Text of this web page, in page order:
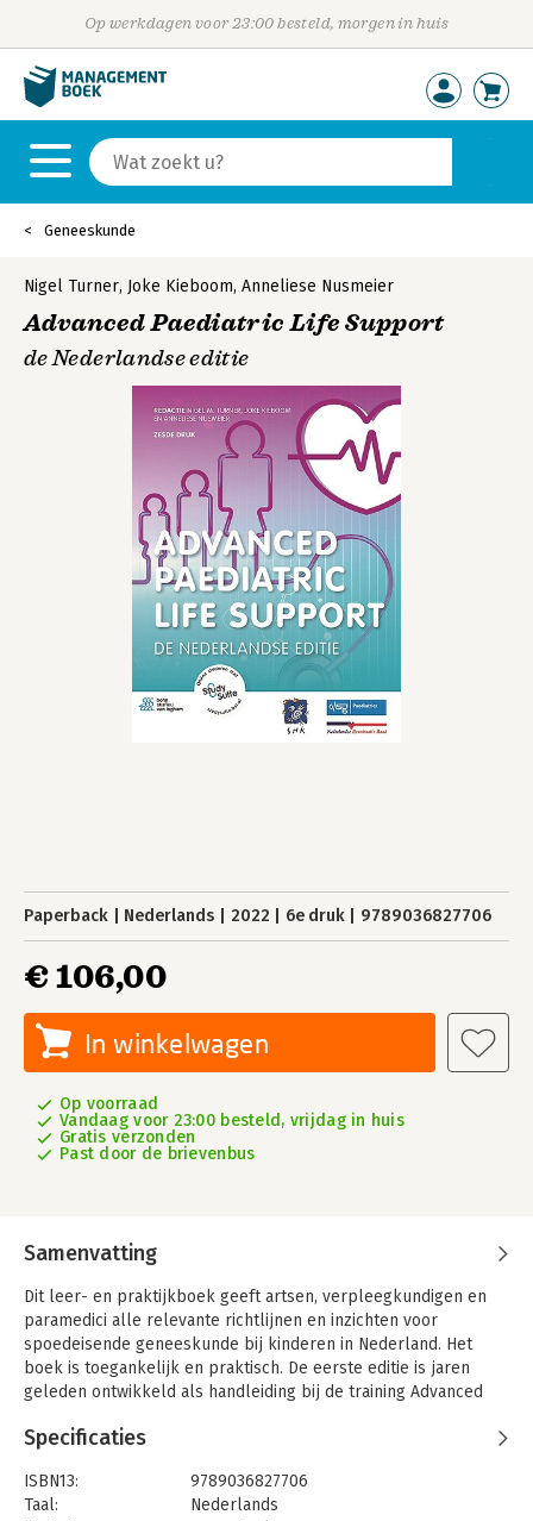
Op werkdagen voor 23:00 besteld, morgen in huis
Geneeskunde
Nigel Turner, Joke Kieboom, Anneliese Nusmeier
Advanced Paediatric Life Support
de Nederlandse editie
Paperback Nederlands 2022 6e druk 9789036827706
€ 106,00
In winkelwagen
Op voorraad
Vandaag voor 23:00 besteld, vrijdag in huis
Gratis verzonden
Past door de brievenbus
Samenvatting
Dit leer- en praktijkboek geeft artsen, verpleegkundigen en
paramedici alle relevante richtlijnen en inzichten voor
spoedeisende geneeskunde bij kinderen in Nederland. Het
boek is toegankelijk en praktisch. De eerste editie is jaren
geleden ontwikkeld als handleiding bij de training Advanced
spoedeisende hulp en kinderafdelingen van Nederlandse
bovendien een prominente plaats in de kindergeneeskunde en
spoedeisende geneeskunde.
Specificaties
ISBN13:
9789036827706
Taal:
Nederlands